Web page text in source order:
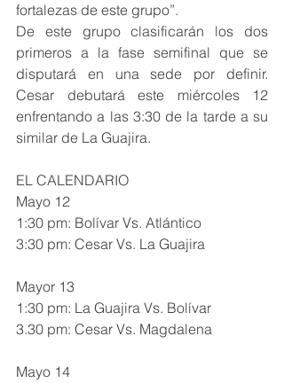
fortalezas de este grupo”.
De este grupo clasificarán los dos
primeros a la fase semifinal que se
disputará en una sede por definir.
Cesar debutará este miércoles 12
enfrentando a las 3:30 de la tarde a su
similar de La Guajira.
EL CALENDARIO
Mayo 12
1:30 pm: Bolívar Vs. Atlántico
3:30 pm: Cesar Vs. La Guajira
Mayor 13
1:30 pm: La Guajira Vs. Bolívar
3.30 pm: Cesar Vs. Magdalena
Mayo 14